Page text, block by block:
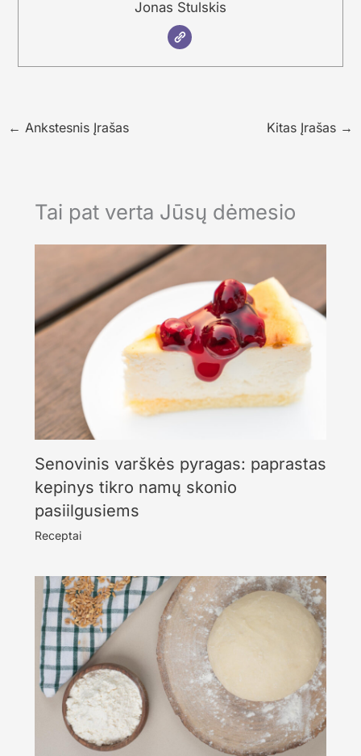
Jonas Stulskis
← Ankstesnis Įrašas Kitas Įrašas →
Tai pat verta Jūsų dėmesio
Senovinis varškės pyragas: paprastas
kepinys tikro namų skonio
pasiilgusiems
Receptai